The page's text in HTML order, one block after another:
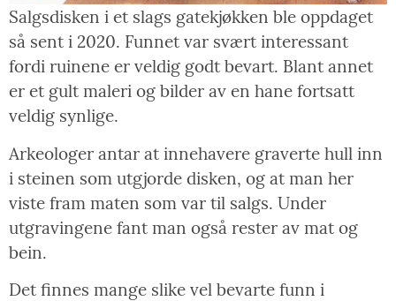
Salgsdisken i et slags gatekjøkken ble oppdaget
så sent i 2020. Funnet var svært interessant
fordi ruinene er veldig godt bevart. Blant annet
er et gult maleri og bilder av en hane fortsatt
veldig synlige.
Arkeologer antar at innehavere graverte hull inn
i steinen som utgjorde disken, og at man her
viste fram maten som var til salgs. Under
utgravingene fant man også rester av mat og
bein.
Det finnes mange slike vel bevarte funn i